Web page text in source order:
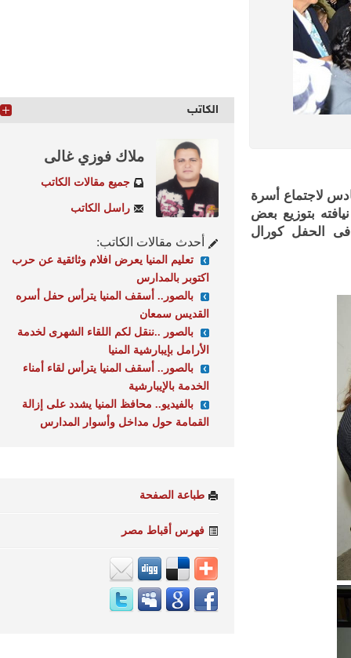
لاجتماع أسرة
بتوزيع بعض
الحفل كورال
الكاتب
ملاك فوزي غالى
جميع مقالات الكاتب
راسل الكاتب
أحدث مقالات الكاتب:
تعليم المنيا يعرض افلام وثائقية عن حرب
اكتوبر بالمدارس
بالصور.. أسقف المنيا يترأس حفل أسره
القديس سمعان
بالصور ..ننقل لكم اللقاء الشهرى لخدمة
الأرامل بإيبارشية المنيا
بالصور.. أسقف المنيا يترأس لقاء أمناء
الخدمة بالإيبارشية
بالفيديو.. محافظ المنيا يشدد على إزالة
القمامة حول مداخل وأسوار المدارس
طباعة الصفحة
فهرس أقباط مصر